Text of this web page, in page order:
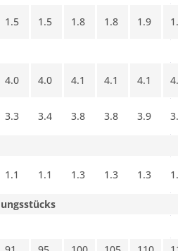
1.5 1.5 1.8 1.8 1.9
4.0 4.0 4.1 4.1 4.1
3.3 3.4 3.8 3.8 3.9
1.1 1.1 1.3 1.3 1.3